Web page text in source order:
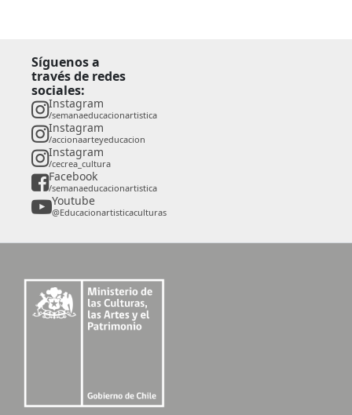
Síguenos a
través de redes
sociales:
Instagram
/semanaeducacionartistica
Instagram
/accionaarteyeducacion
Instagram
/cecrea_cultura
Facebook
/semanaeducacionartistica
Youtube
@Educacionartisticaculturas